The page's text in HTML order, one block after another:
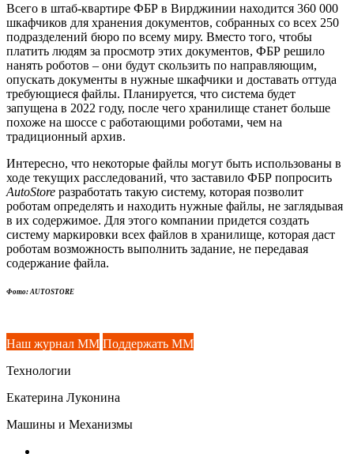
Всего в штаб-квартире ФБР в Вирджинии находится 360 000
шкафчиков для хранения документов, собранных со всех 250
подразделений бюро по всему миру. Вместо того, чтобы
платить людям за просмотр этих документов, ФБР решило
нанять роботов – они будут скользить по направляющим,
опускать документы в нужные шкафчики и доставать оттуда
требующиеся файлы. Планируется, что система будет
запущена в 2022 году, после чего хранилище станет больше
похоже на шоссе с работающими роботами, чем на
традиционный архив.
Интересно, что некоторые файлы могут быть использованы в
ходе текущих расследований, что заставило ФБР попросить
AutoStore разработать такую систему, которая позволит
роботам определять и находить нужные файлы, не заглядывая
в их содержимое. Для этого компании придется создать
систему маркировки всех файлов в хранилище, которая даст
роботам возможность выполнить задание, не передавая
содержание файла.
Фото: AUTOSTORE
Наш журнал ММ Поддержать ММ
Технологии
Екатерина Луконина
Машины и Механизмы